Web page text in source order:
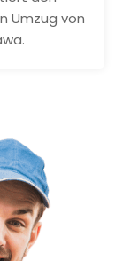
Umzug von